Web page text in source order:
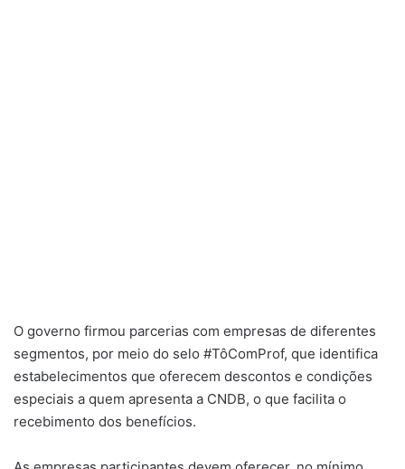
O governo firmou parcerias com empresas de diferentes
segmentos, por meio do selo #TôComProf, que identifica
estabelecimentos que oferecem descontos e condições
especiais a quem apresenta a CNDB, o que facilita o
recebimento dos benefícios.